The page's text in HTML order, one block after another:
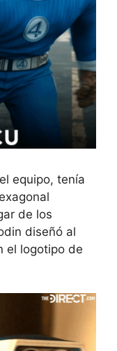
equipo, tenía
de los
diseñó al
el logotipo de